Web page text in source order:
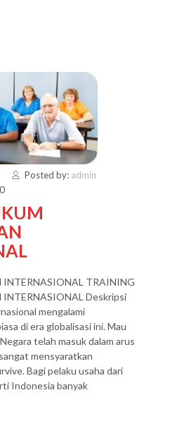
Posted by: admin
INTERNASIONAL TRAINING
Deskripsi
mengalami
di era globalisasi ini. Mau
telah masuk dalam arus
mensyaratkan
Bagi pelaku usaha dari
Indonesia banyak